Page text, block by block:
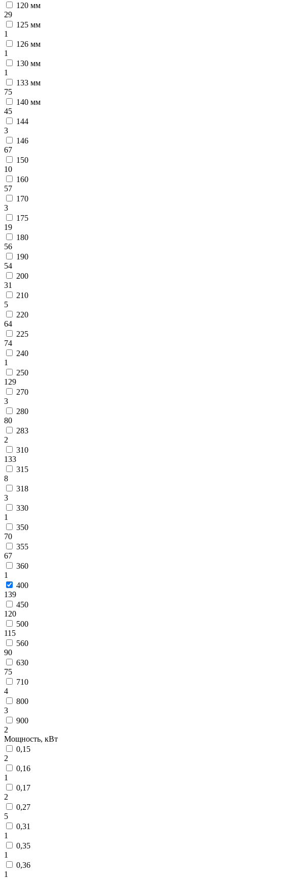
120 мм
29
125 мм
1
126 мм
1
130 мм
1
133 мм
75
140 мм
45
144
3
146
67
150
10
160
57
170
3
175
19
180
56
190
54
200
31
210
5
220
64
225
74
240
1
250
129
270
3
280
80
283
2
310
133
315
8
318
3
330
1
350
70
355
67
360
1
400
139
450
120
500
115
560
90
630
75
710
4
800
3
900
2
Мощность, кВт
0,15
2
0,16
1
0,17
2
0,27
5
0,31
1
0,35
1
0,36
1